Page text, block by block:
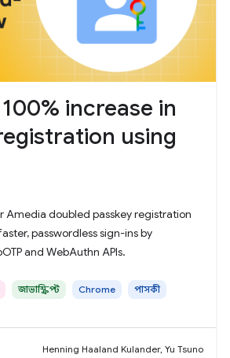
increase in
using
Amedia doubled passkey registration
passwordless sign-ins by
and WebAuthn APIs.
জাভাস্ক্রিপ্ট Chrome পাসকী
Henning Haaland Kulander, Yu Tsuno